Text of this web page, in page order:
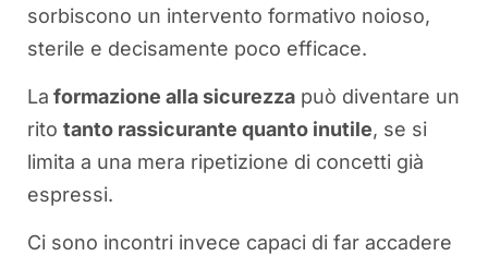
sorbiscono un intervento formativo noioso,
sterile e decisamente poco efficace.
La formazione alla sicurezza può diventare un
rito tanto rassicurante quanto inutile, se si
limita a una mera ripetizione di concetti già
espressi.
Ci sono incontri invece capaci di far accadere